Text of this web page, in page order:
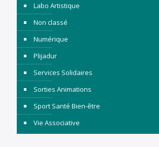
Labo Artistique
Non classé
Numérique
Plijadur
Services Solidaires
Sorties Animations
Sport Santé Bien-être
Vie Associative